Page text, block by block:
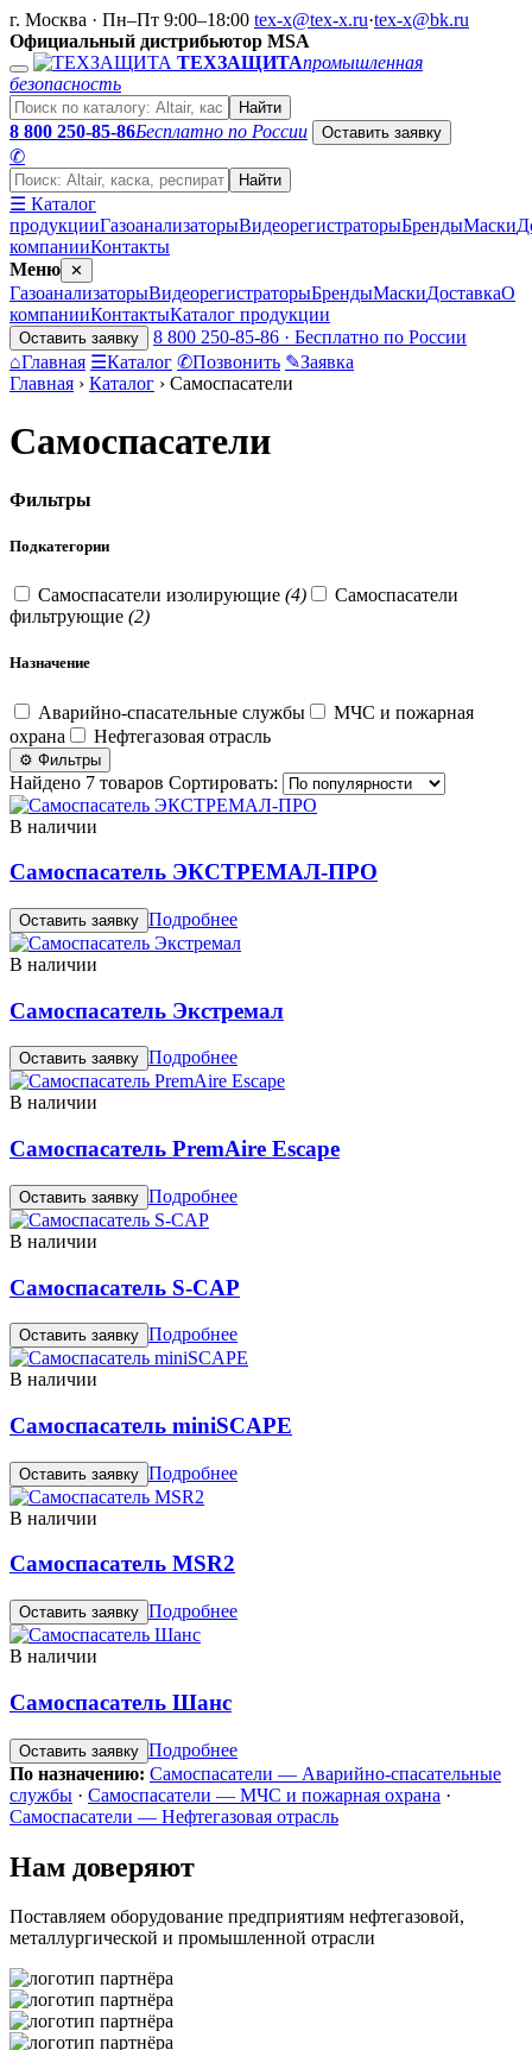
г. Москва · Пн–Пт 9:00–18:00 tex-x@tex-x.ru·tex-x@bk.ru
Официальный дистрибьютор MSA
ТЕХЗАЩИТАпромышленная
безопасность
Найти
8 800 250-85-86Бесплатно по России Оставить заявку
✆
Найти
☰ Каталог
продукцииГазоанализаторыВидеорегистраторыБрендыМаски
компанииКонтакты
Меню ✕
ГазоанализаторыВидеорегистраторыБрендыМаскиДоставкаО
компанииКонтактыКаталог продукции
Оставить заявку
8 800 250-85-86 · Бесплатно по России
⌂Главная ☰Каталог ✆Позвонить ✎Заявка
Главная › Каталог › Самоспасатели
Самоспасатели
Фильтры
Подкатегории
Самоспасатели изолирующие (4)
Самоспасатели
фильтрующие (2)
Назначение
Аварийно-спасательные службы
МЧС и пожарная
охрана
Нефтегазовая отрасль
⚙ Фильтры
Найдено 7 товаров Сортировать:
В наличии
Самоспасатель ЭКСТРЕМАЛ-ПРО
Оставить заявку Подробнее
В наличии
Самоспасатель Экстремал
Оставить заявку Подробнее
В наличии
Самоспасатель PremAire Escape
Оставить заявку Подробнее
В наличии
Самоспасатель S-CAP
Оставить заявку Подробнее
В наличии
Самоспасатель miniSCAPE
Оставить заявку Подробнее
В наличии
Самоспасатель MSR2
Оставить заявку Подробнее
В наличии
Самоспасатель Шанс
Оставить заявку Подробнее
По назначению: Самоспасатели — Аварийно-спасательные
службы · Самоспасатели — МЧС и пожарная охрана ·
Самоспасатели — Нефтегазовая отрасль
Нам доверяют
Поставляем оборудование предприятиям нефтегазовой,
металлургической и промышленной отрасли